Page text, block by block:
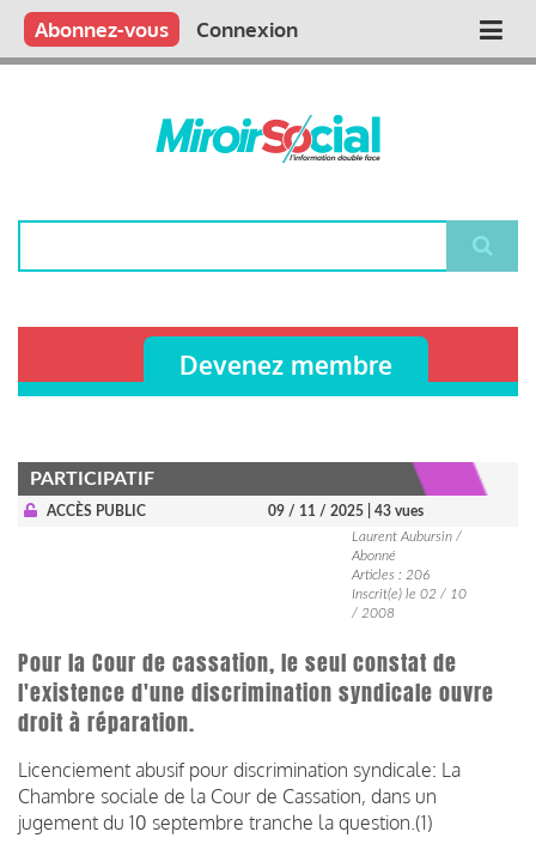
Aller
contenu
Main
Qui sommes nous ?
Vous publiez
Nous publions
Contactez-nous
Abonnez-vous Connexion
Devenez membre
PARTICIPATIF
ACCÈS PUBLIC 09 / 11 / 2025
| 43 vues
Laurent Aubursin /
Abonné
Articles : 206
Inscrit(e) le 02 / 10
/ 2008
Pour la Cour de cassation, le seul constat de
l'existence d'une discrimination syndicale ouvre
droit à réparation.
Licenciement abusif pour discrimination syndicale: La
Chambre sociale de la Cour de Cassation, dans un
jugement du 10 septembre tranche la question.(1)